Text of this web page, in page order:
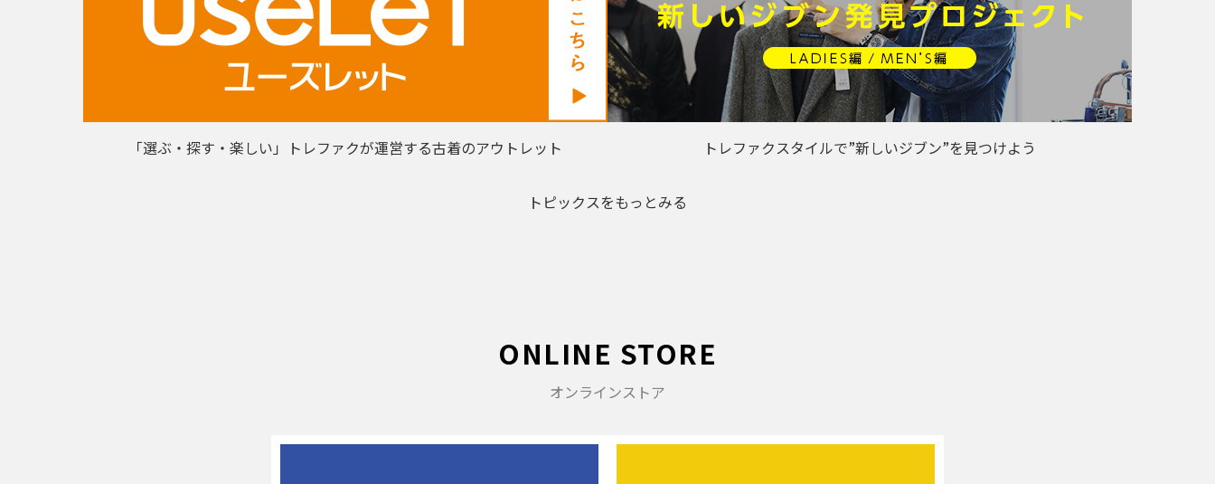
「選ぶ・探す・楽しい」トレファクが運営する古着のアウトレット トレファクスタイルで”新しいジブン”を見つけよう
トピックスをもっとみる
ONLINE STORE
オンラインストア